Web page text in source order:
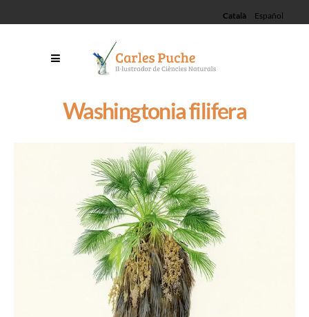
Català Español
Washingtonia filifera